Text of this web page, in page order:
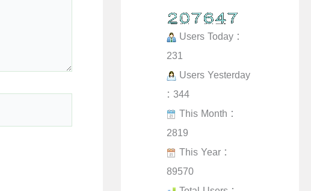
Users Today :
231
Users Yesterday
: 344
This Month :
2819
This Year :
89570